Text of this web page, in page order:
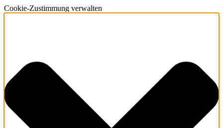
Cookie-Zustimmung verwalten